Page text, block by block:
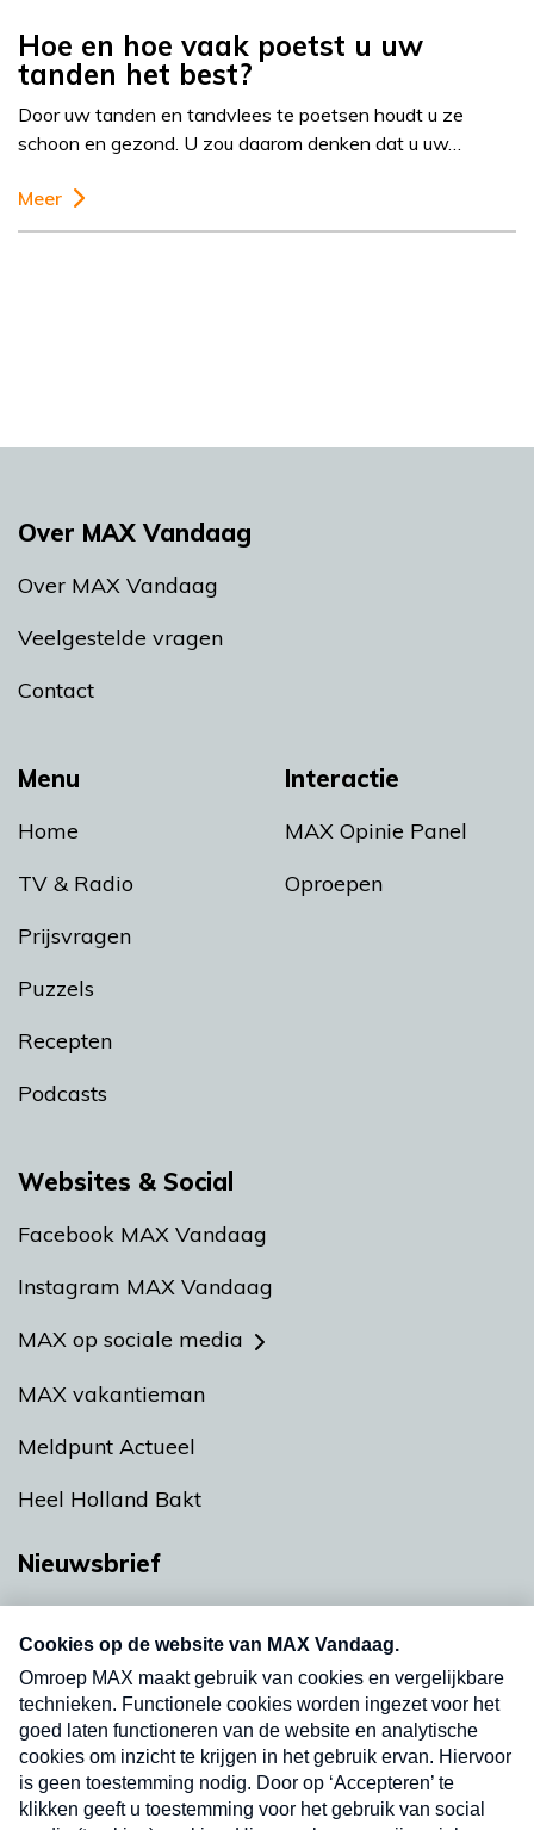
Hoe en hoe vaak poetst u uw
tanden het best?
Door uw tanden en tandvlees te poetsen houdt u ze
schoon en gezond. U zou daarom denken dat u uw…
Meer
Menu
Home
TV & Radio
Prijsvragen
Puzzels
Recepten
Podcasts
Interactie
MAX Opinie Panel
Oproepen
Over MAX Vandaag
Over MAX Vandaag
Veelgestelde vragen
Contact
Websites & Social
Facebook MAX Vandaag
Instagram MAX Vandaag
MAX op sociale media
MAX vakantieman
Meldpunt Actueel
Heel Holland Bakt
Nieuwsbrief
nieuwsbrief. Elke vrijdag- en dinsdagochtend in
uw mailbox.
Verzend